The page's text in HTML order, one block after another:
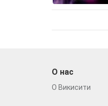
О нас
О Викисити